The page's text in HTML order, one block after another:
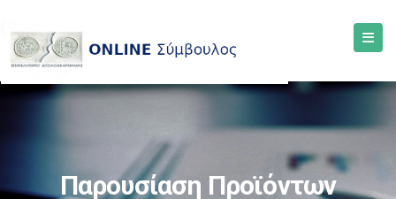
Παρουσίαση Προϊόντων